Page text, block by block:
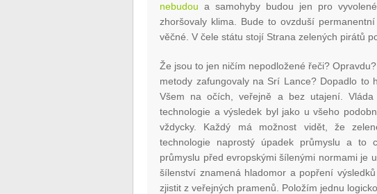
nebudou a samohyby budou jen pro
zhoršovaly klima. Bude to ovzduší
věčné. V čele státu stojí Strana zelených pirátů
Že jsou to jen ničím nepodložené řeči?
metody zafungovaly na Srí Lance? Dopadlo to
Všem na očích, veřejně a bez utajení.
technologie a výsledek byl jako u všeho
vždycky. Každý má možnost vidět, že
technologie naprostý úpadek průmyslu a to
průmyslu před evropskými šílenými normami je
šílenství znamená hladomor a popření
zjistit z veřejných pramenů. Položím jednu